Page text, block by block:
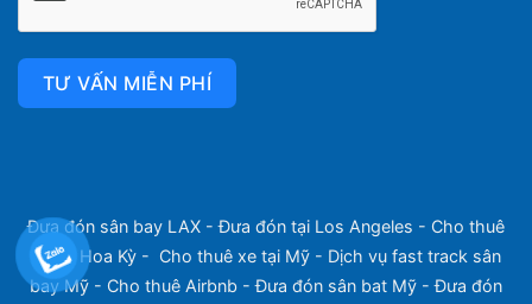
TƯ VẤN MIỄN PHÍ
Đưa đón sân bay LAX -Đưa đón tại Los Angeles - Cho thuê
xe tại Hoa Kỳ- Cho thuê xe tại Mỹ- Dịch vụ fast track sân
bay Mỹ - Cho thuê Airbnb -Đưa đón sân bat Mỹ -Đưa đón